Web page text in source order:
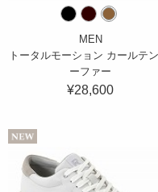
MEN
トータルモーション カールテ
ーファー
¥28,600